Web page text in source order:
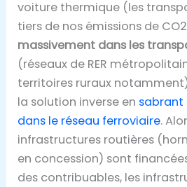
voiture thermique (les
tiers de nos émissions de
massivement dans les
(réseaux de RER
territoires ruraux
la solution inverse en sabrant
dans le réseau ferroviaire.
infrastructures routières
en concession) sont
des contribuables, les